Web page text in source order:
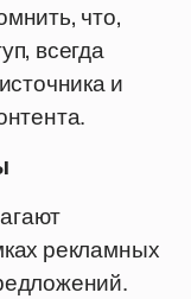
что,
всегда
и
рекламных